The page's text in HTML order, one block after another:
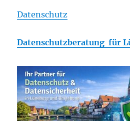
Datenschutz
Datenschutzberatung für